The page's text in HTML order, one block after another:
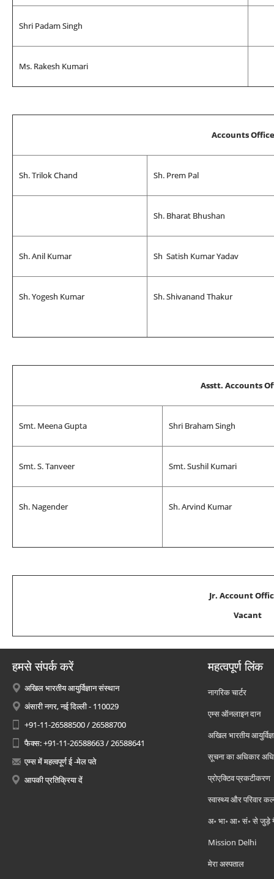
Shri Padam Singh
Ms. Rakesh Kumari
Accounts
Sh. Trilok Chand Sh. Prem Pal
Sh. Bharat Bhushan
Sh. Anil Kumar Sh Satish Kumar Yadav
Sh. Yogesh Kumar Sh. Shivanand Thakur
Asstt. Accounts
Smt. Meena Gupta Shri Braham Singh
Smt. S. Tanveer Smt. Sushil Kumari
Sh. Nagender Sh. Arvind Kumar
Jr. Account
Vacant
हमसे संपर्क करें
अखिल भारतीय आयुर्विज्ञान संस्थान
अंसारी नगर, नई दिल्ली - 110029
+91-11-26588500 / 26588700
फैक्स: +91-11-26588663 / 26588641
एम्स में महत्वपूर्ण ई -मेल पते
आपकी प्रतिक्रिया दें
महत्वपूर्ण लिंक
नागरिक चार्टर
एम्स ऑनलाइन दान
अखिल भारतीय
सूचना का अधिकार
प्रोएक्टिव प्रकटीकरण
स्वास्थ्य और परिवार
अ॰ भा॰ आ॰ सं॰ से जुड़े
Mission Delhi
मेरा अस्पताल